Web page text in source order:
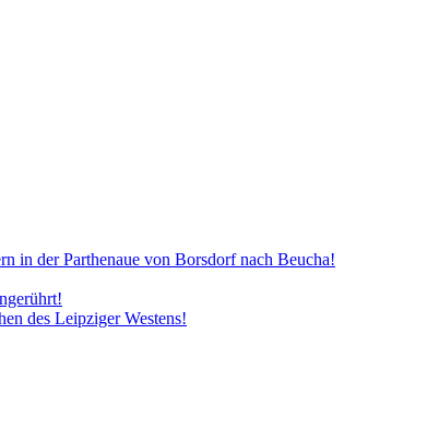
der Parthenaue von Borsdorf nach Beucha!
des Leipziger Westens!